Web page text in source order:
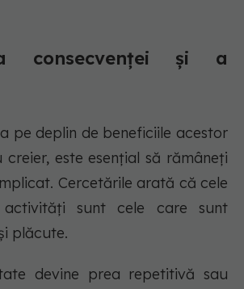
consecvenței și a
pe deplin de beneficiile acestor
este esențial să rămâneți
Cercetările arată că cele
activități sunt cele care sunt
plăcute.
devine prea repetitivă sau